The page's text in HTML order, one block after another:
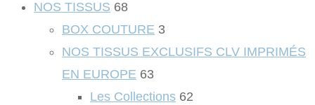
NOS TISSUS 68
BOX COUTURE 3
NOS TISSUS EXCLUSIFS CLV IMPRIMÉS
EN EUROPE 63
Les Collections 62